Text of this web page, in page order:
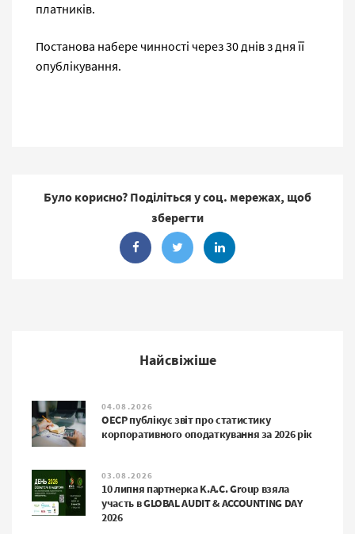
платників.
Постанова набере чинності через 30 днів з дня її
опублікування.
Було корисно? Поділіться у соц. мережах, щоб
зберегти
Найсвіжіше
04.08.2026
ОЕСР публікує звіт про статистику
корпоративного оподаткування за 2026 рік
03.08.2026
10 липня партнерка K.A.C. Group взяла
участь в GLOBAL AUDIT & ACCOUNTING DAY
2026